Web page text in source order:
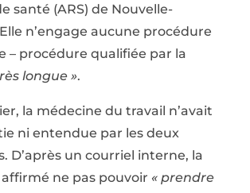
santé (ARS) de Nouvelle-
n’engage aucune procédure
– procédure qualifiée par la
longue ».
la médecine du travail n’avait
ni entendue par les deux
D’après un courriel interne, la
ne pas pouvoir « prendre